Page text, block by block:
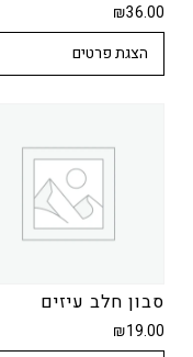
₪36.00
הצגת פרטים
סבון חלב עיזים
₪19.00